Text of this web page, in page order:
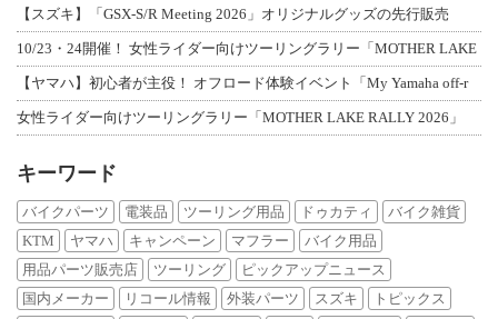
【スズキ】「GSX-S/R Meeting 2026」オリジナルグッズの先行販売
10/23・24開催！ 女性ライダー向けツーリングラリー「MOTHER LAKE
【ヤマハ】初心者が主役！ オフロード体験イベント「My Yamaha off-r
女性ライダー向けツーリングラリー「MOTHER LAKE RALLY 2026」
キーワード
バイクパーツ 電装品 ツーリング用品 ドゥカティ
バイク雑貨
KTM
ヤマハ キャンペーン マフラー
バイク用品
用品パーツ販売店
ツーリング
ピックアップニュース
国内メーカー
リコール情報 外装パーツ スズキ
トピックス